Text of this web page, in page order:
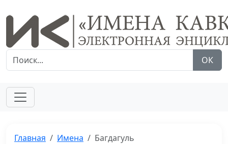
ОК
Главная Имена Багдагуль